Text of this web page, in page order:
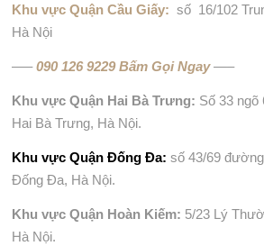
H
U
Khu vực Quận Cầu Giấy: số 16/102
Hà Nội
—–090 126 9229 Bấm Gọi Ngay —–
Khu vực Quận Hai Bà Trưng: Số 33 ngõ
Hai Bà Trưng, Hà Nội.
Khu vực Quận Đống Đa: số 43/69
Đống Đa, Hà Nội.
Khu vực Quận Hoàn Kiếm: 5/23 Lý
Hà Nội.